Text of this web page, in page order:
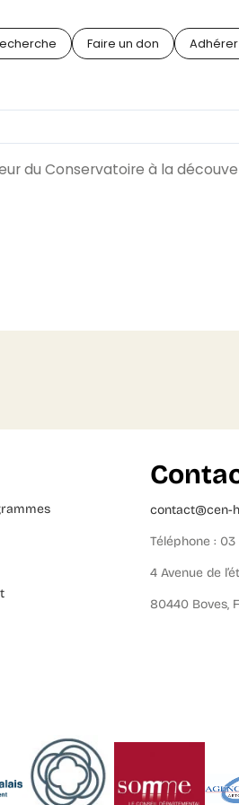
Faire un don Adhérer
du Conservatoire à la
contact@cen-
Téléphone :
4 Avenue de
80440 Boves,